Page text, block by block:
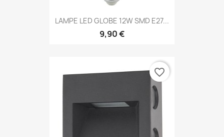
LAMPE LED GLOBE 12W SMD E27...
9,90 €
favorite_border